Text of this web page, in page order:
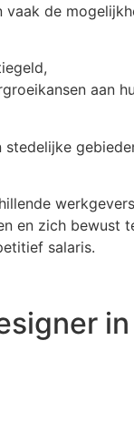
vaak de
aan
stedelijke
en zich bewust
salaris.
in